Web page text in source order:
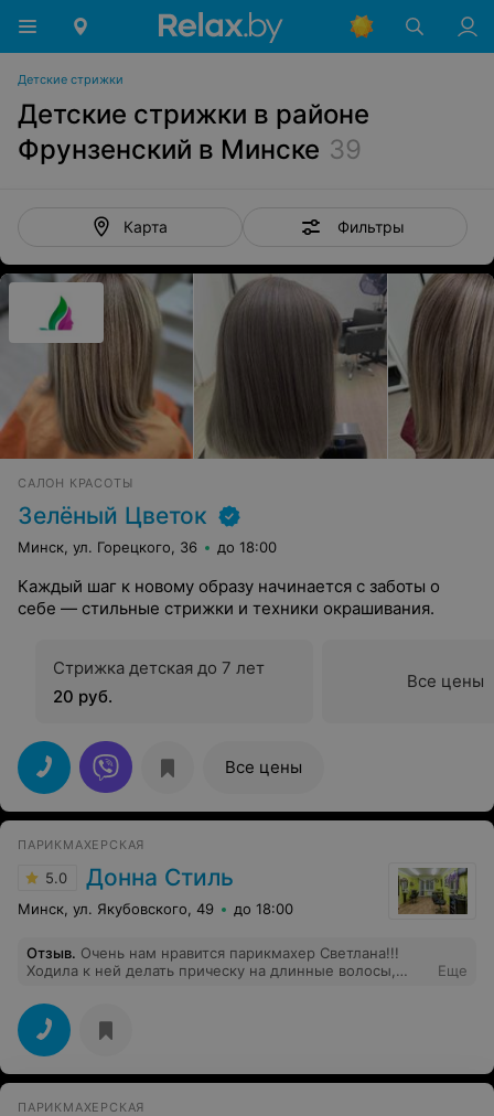
Детские стрижки
Детские стрижки в районе
Фрунзенский в Минске 39
Карта Фильтры
САЛОН КРАСОТЫ
Зелёный Цветок
Минск, ул. Горецкого, 36 до 18:00
Каждый шаг к новому образу начинается с заботы о
себе — стильные стрижки и техники окрашивания.
Стрижка детская до 7 лет
20 руб.
Все цены
Все цены
ПАРИКМАХЕРСКАЯ
5.0 Донна Стиль
Минск, ул. Якубовского, 49 до 18:00
Отзыв. Очень нам нравится парикмахер Светлана!!!
Ходила к ней делать прическу на длинные волосы,
торжестве))) , а также вожу к ней подстригать двух
маленьких сыновей, всегда подстрижет так как нужно,
что зачастую не получается у других парикмахеров.
Светлана всегда на позитиве и в хорошем настроении,
что очень важно для клиента!!! Спасибо большое
Еще
ПАРИКМАХЕРСКАЯ